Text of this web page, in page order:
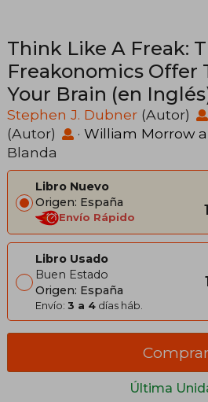
Think Like A Freak:
Freakonomics Offer
Your Brain (en
Stephen J. Dubner (Autor)
(Autor)
· William Morrow
Blanda
Libro Nuevo
Origen: España
Envío Rápido
Libro Usado
Buen Estado
Origen: España
Envío: 3 a 4 días háb.
Última
Comprar